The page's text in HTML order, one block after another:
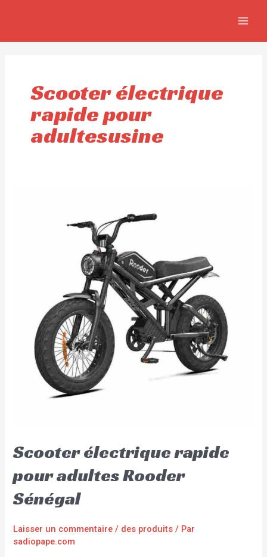
Scooter électrique
rapide pour
adultesusine
Scooter électrique rapide
pour adultes Rooder
Sénégal
Laisser un commentaire / des produits / Par
sadiopape.com